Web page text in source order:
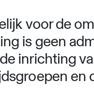
voor de
is geen
inrichting